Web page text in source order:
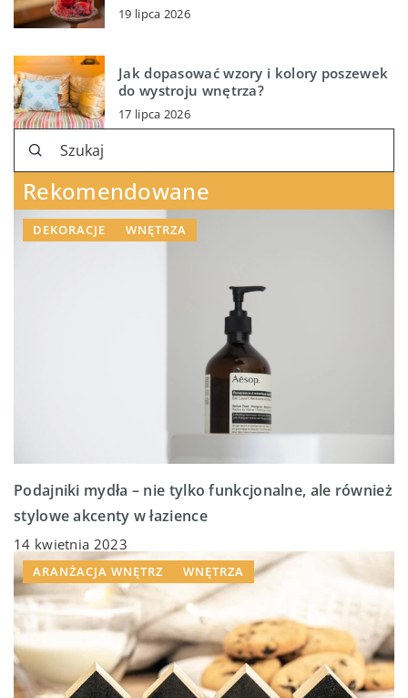
19 lipca 2026
Jak dopasować wzory i kolory poszewek
do wystroju wnętrza?
17 lipca 2026
Rekomendowane
DEKORACJE WNĘTRZA
Podajniki mydła – nie tylko funkcjonalne, ale również
stylowe akcenty w łazience
14 kwietnia 2023
ARANŻACJA WNĘTRZ WNĘTRZA